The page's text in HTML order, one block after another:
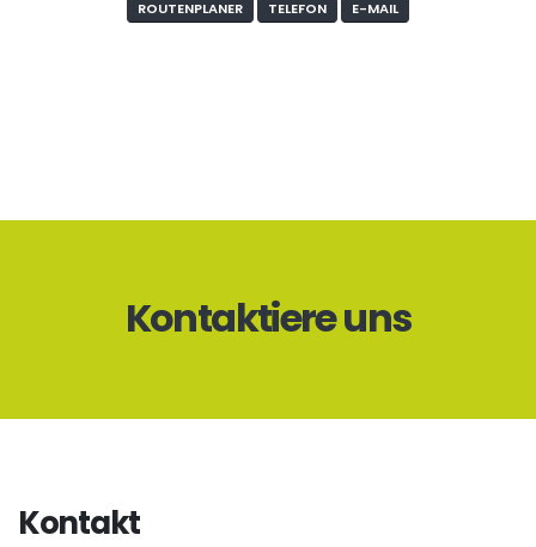
ROUTENPLANER TELEFON E-MAIL
Kontaktiere uns
Kontakt